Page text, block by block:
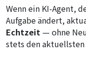
Wenn ein KI-Agent,
Aufgabe ändert,
Echtzeit — ohne
stets den